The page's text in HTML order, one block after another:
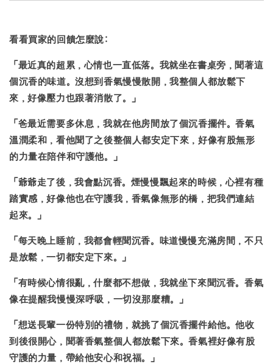
看看買家的回饋怎麼說:
「最近真的超累，心情也一直低落。我就坐在書桌旁，聞著這
個沉香的味道。沒想到 香氣慢慢散開 ，我整個人都放鬆下
來，好像壓力也跟著消散了。」
「 爸最近需要多休息，我就在他房間放了個沉香擺件。香氣
溫潤柔和，看他聞了之後整個人都安定下來，好像有股無形
的力量在陪伴和守護他。」
「爺爺走了後，我會點沉香。煙慢慢飄起來的時候，心裡有種
踏實感，好像他也在守護我 ，香氣像無形的橋，把我們連結
起來。」
「每天晚上睡前，我都會輕聞沉香。味道慢慢充滿房間， 不只
是放鬆，一切都安定下來。
」
「有時候心情很亂，什麼都不想做，我就坐下來聞沉香。香氣
像在提醒我慢慢深呼吸 ，一切沒那麼糟。」
「 想送長輩一份特別的禮物，就挑了個沉香擺件給他。他收
到後很開心，聞著香氣整個人都放鬆下來。香氣裡好像有股
守護的力量，帶給他安心和祝福。」